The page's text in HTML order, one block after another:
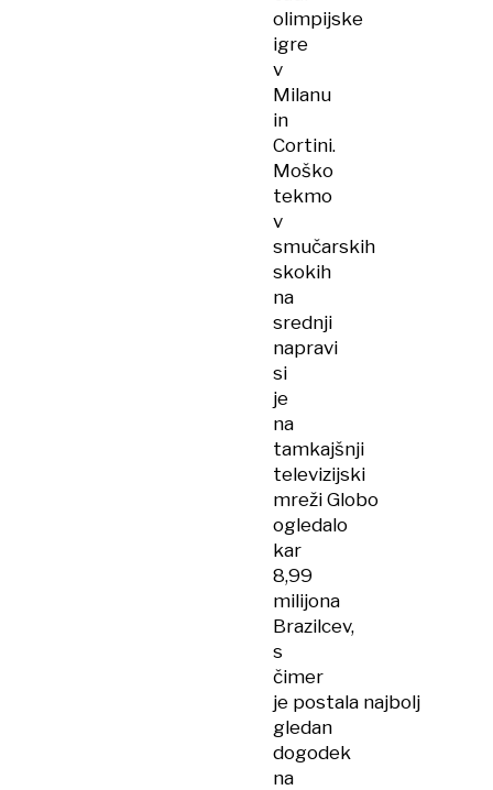
olimpijske
igre
v
Milanu
in
Cortini.
Moško
tekmo
v
smučarskih
skokih
na
srednji
napravi
si
je
na
tamkajšnji
televizijski
mreži Globo
ogledalo
kar
8,99
milijona
Brazilcev,
s
čimer
je postala najbolj
gledan
dogodek
na